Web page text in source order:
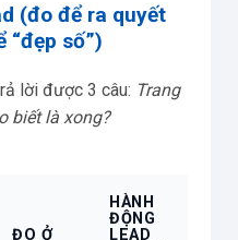
(đo để ra quyết
“đẹp số”)
lời được 3 câu: Trang
biết là xong?
ĐO Ở
HÀNH
ĐỘNG
LEAD